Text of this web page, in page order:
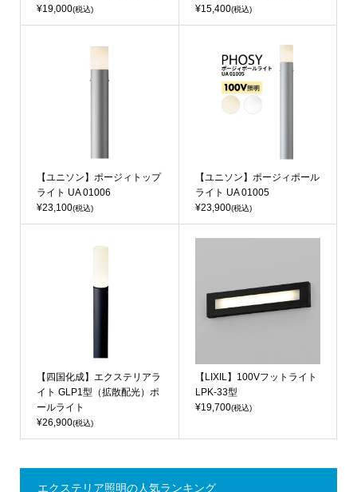
¥19,000(税込)
¥15,400(税込)
【ユニソン】ポージィトップ
ライト UA 01006
¥23,100(税込)
【ユニソン】ポージィポール
ライト UA 01005
¥23,900(税込)
【四国化成】エクステリアラ
イト GLP1型（拡散配光）ポ
ールライト
¥26,900(税込)
【LIXIL】100Vフットライト
LPK-33型
¥19,700(税込)
エクステリア照明の人気ランキング